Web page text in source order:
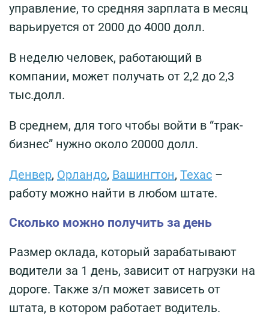
управление, то средняя зарплата в месяц
варьируется от 2000 до 4000 долл.
В неделю человек, работающий в
компании, может получать от 2,2 до 2,3
тыс.долл.
В среднем, для того чтобы войти в “трак-
бизнес” нужно около 20000 долл.
Денвер, Орландо, Вашингтон, Техас –
работу можно найти в любом штате.
Сколько можно получить за день
Размер оклада, который зарабатывают
водители за 1 день, зависит от нагрузки на
дороге. Также з/п может зависеть от
штата, в котором работает водитель.